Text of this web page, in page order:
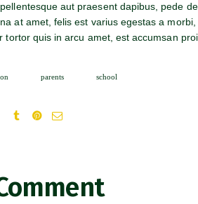
aut praesent dapibus, pede
at amet, felis est varius egestas a
tortor quis in arcu amet, est accumsan
parents school